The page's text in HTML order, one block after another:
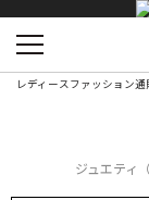
レディースファッション
ジュエティ